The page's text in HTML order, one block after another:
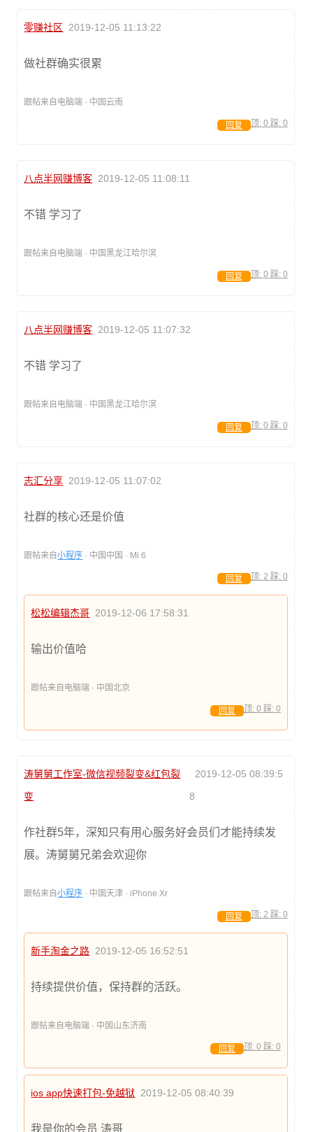
零赚社区 2019-12-05 11:13:22
做社群确实很累
跟帖来自电脑端 · 中国云南
顶: 0 踩: 0
回复
八点半网赚博客 2019-12-05 11:08:11
不错 学习了
跟帖来自电脑端 · 中国黑龙江哈尔滨
顶: 0 踩: 0
回复
八点半网赚博客 2019-12-05 11:07:32
不错 学习了
跟帖来自电脑端 · 中国黑龙江哈尔滨
顶: 0 踩: 0
回复
志汇分享 2019-12-05 11:07:02
社群的核心还是价值
跟帖来自小程序 · 中国中国 · Mi 6
顶: 2 踩: 0
回复
松松编辑杰哥 2019-12-06 17:58:31
输出价值哈
跟帖来自电脑端 · 中国北京
顶: 0 踩: 0
回复
涛舅舅工作室-微信视频裂变&红包裂
变
2019-12-05 08:39:5
8
作社群5年，深知只有用心服务好会员们才能持续发
展。涛舅舅兄弟会欢迎你
跟帖来自小程序 · 中国天津 · iPhone Xr
顶: 2 踩: 0
回复
新手淘金之路 2019-12-05 16:52:51
持续提供价值，保持群的活跃。
跟帖来自电脑端 · 中国山东济南
顶: 0 踩: 0
回复
ios app快速打包-免越狱 2019-12-05 08:40:39
我是你的会员 涛哥